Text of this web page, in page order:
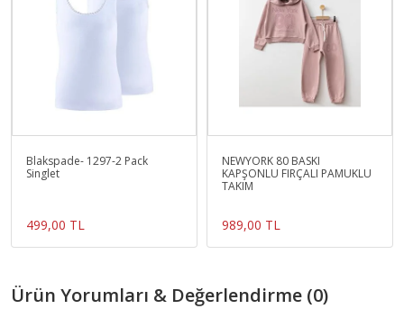
Blakspade- 1297-2 Pack
Singlet
499,00 TL
NEWYORK 80 BASKI
KAPŞONLU FIRÇALI PAMUKLU
TAKIM
989,00 TL
Ürün Yorumları & Değerlendirme (0)